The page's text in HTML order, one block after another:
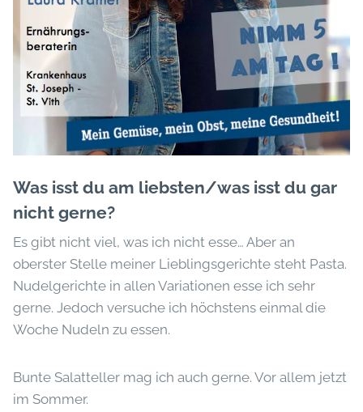
Was isst du am liebsten/was isst du gar
nicht gerne?
Es gibt nicht viel, was ich nicht esse… Aber an
oberster Stelle meiner Lieblingsgerichte steht Pasta.
Nudelgerichte in allen Variationen esse ich sehr
gerne. Jedoch versuche ich höchstens einmal die
Woche Nudeln zu essen.
Bunte Salatteller mag ich auch gerne. Vor allem jetzt
im Sommer.